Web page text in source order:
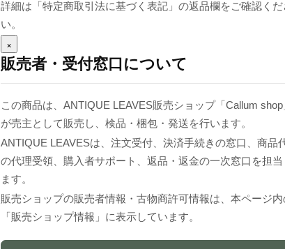
詳細は「特定商取引法に基づく表記」の返品欄をご確認くだ
い。
×
販売者・受付窓口について
この商品は、ANTIQUE LEAVES販売ショップ「Callum shop
が売主として販売し、検品・梱包・発送を行います。
ANTIQUE LEAVESは、注文受付、決済手続きの窓口、商品
の代理受領、購入者サポート、返品・返金の一次窓口を担当
ます。
販売ショップの販売者情報・古物商許可情報は、本ページ内
「販売ショップ情報」に表示しています。